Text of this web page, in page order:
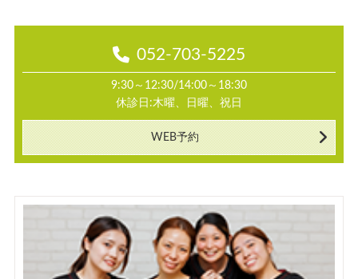
052-703-5225
9:30～12:30/14:00～18:30
休診日:木曜、日曜、祝日
WEB予約